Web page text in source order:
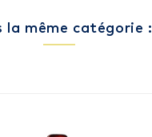
la même catégorie :